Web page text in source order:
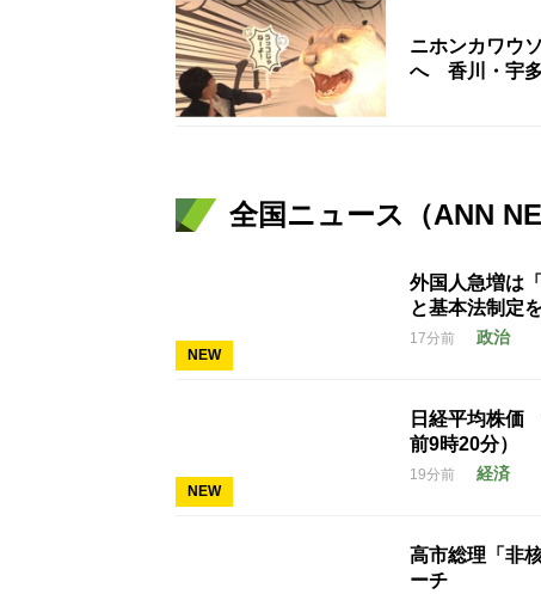
ニホンカワウ
へ 香川・宇
全国ニュース（ANN
NEW
外国人急増は
と基本法制定
17分前 政治
NEW
日経平均株
前9時20分）
19分前 経済
高市総理「非
ーチ